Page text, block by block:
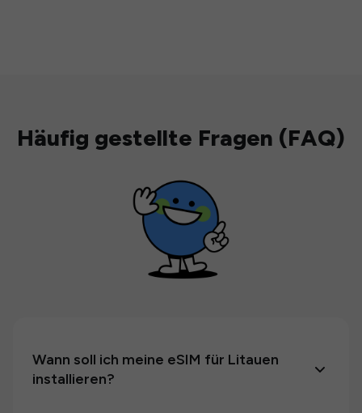
Häufig gestellte Fragen (FAQ)
Wann soll ich meine eSIM für Litauen
installieren?